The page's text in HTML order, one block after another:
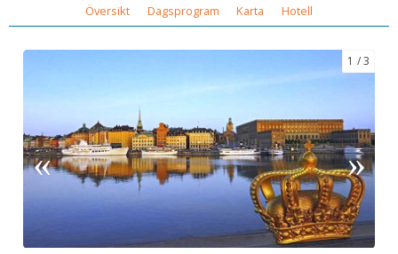
Översikt Dagsprogram Karta Hotell
1 3